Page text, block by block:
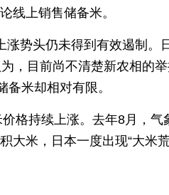
线上销售储备米。
势头仍未得到有效遏制。
，目前尚不清楚新农相的
米却相对有限。
格持续上涨。去年8月，气
大米，日本一度出现“大米